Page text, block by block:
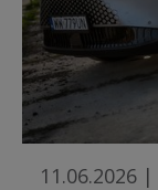
11.06.2026 |